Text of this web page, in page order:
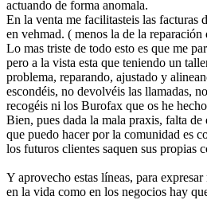
actuando de forma anomala.
En la venta me facilitasteis las facturas
en vehmad. ( menos la de la
Lo mas triste de todo esto es que me
pero a la vista esta que teniendo un
problema, reparando, ajustado y
escondéis, no devolvéis las llamadas,
recogéis ni los Burofax que os he
Bien, pues dada la mala praxis, falta
que puedo hacer por la comunidad es
los futuros clientes saquen sus propias
Y aprovecho estas líneas, para
en la vida como en los negocios hay